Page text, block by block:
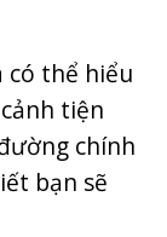
có thể hiểu
tiện
chính
bạn sẽ